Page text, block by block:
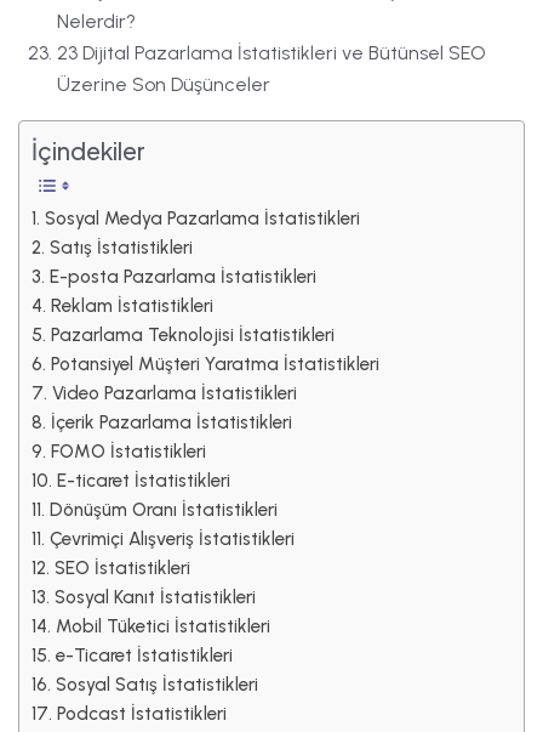
Nelerdir?
23 Dijital Pazarlama İstatistikleri ve Bütünsel SEO
Üzerine Son Düşünceler
İçindekiler
1. Sosyal Medya Pazarlama İstatistikleri
2. Satış İstatistikleri
3. E-posta Pazarlama İstatistikleri
4. Reklam İstatistikleri
5. Pazarlama Teknolojisi İstatistikleri
6. Potansiyel Müşteri Yaratma İstatistikleri
7. Video Pazarlama İstatistikleri
8. İçerik Pazarlama İstatistikleri
9. FOMO İstatistikleri
10. E-ticaret İstatistikleri
11. Dönüşüm Oranı İstatistikleri
11. Çevrimiçi Alışveriş İstatistikleri
12. SEO İstatistikleri
13. Sosyal Kanıt İstatistikleri
14. Mobil Tüketici İstatistikleri
15. e-Ticaret İstatistikleri
16. Sosyal Satış İstatistikleri
17. Podcast İstatistikleri